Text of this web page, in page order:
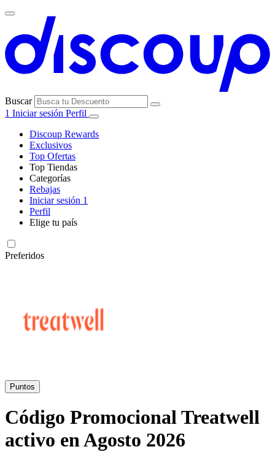
Buscar
1 Iniciar sesión Perfil
Discoup Rewards
Exclusivos
Top Ofertas
Top Tiendas
AliExpress
Amazon
Booking.com
Categorías
Electrónica e
Vacaciones y
Transporte
Rebajas
Iniciar sesión 1
Perfil
Elige tu país
Preferidos
Puntos
Código Promocional Treatwell
activo en Agosto 2026